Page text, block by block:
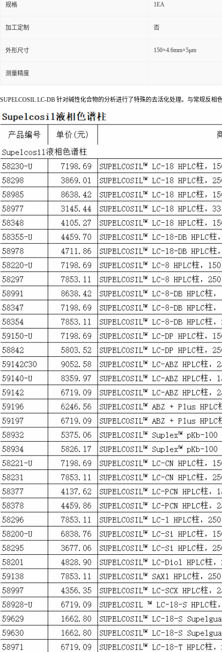
规格 1EA
加工定制 否
外形尺寸 150×4.6mm×5μm
测量精度
SUPELCOSIL LC-DB 针对碱性化合物的分析进行了特殊的去活化处理。与常规反